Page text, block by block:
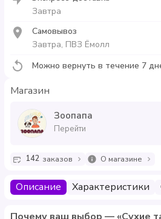
Завтра
Самовывоз
Завтра, ПВЗ Ёмолл
Можно вернуть в течение 7
Магазин
Зоопапа
Перейти
142 заказов О магазине
Описание Характеристики